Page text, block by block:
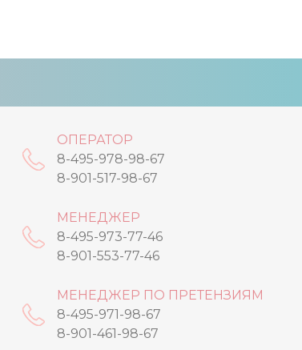
ОПЕРАТОР
8-495-978-98-67
8-901-517-98-67
МЕНЕДЖЕР
8-495-973-77-46
8-901-553-77-46
МЕНЕДЖЕР ПО ПРЕТЕНЗИЯМ
8-495-971-98-67
8-901-461-98-67